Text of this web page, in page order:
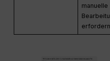
manuelle